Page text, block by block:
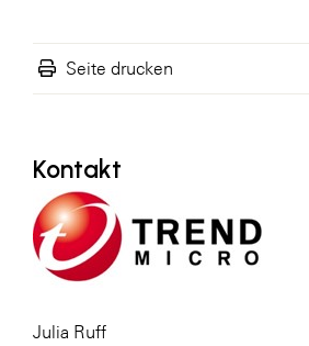
Seite drucken
Kontakt
Julia Ruff